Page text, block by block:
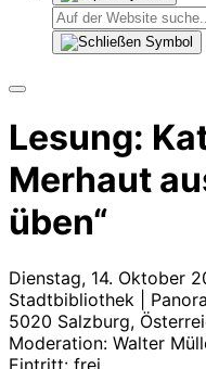
Lesung:
Merhaut
üben“
Dienstag, 14. Oktober
Stadtbibliothek |
5020 Salzburg,
Moderation: Walter
Eintritt: frei